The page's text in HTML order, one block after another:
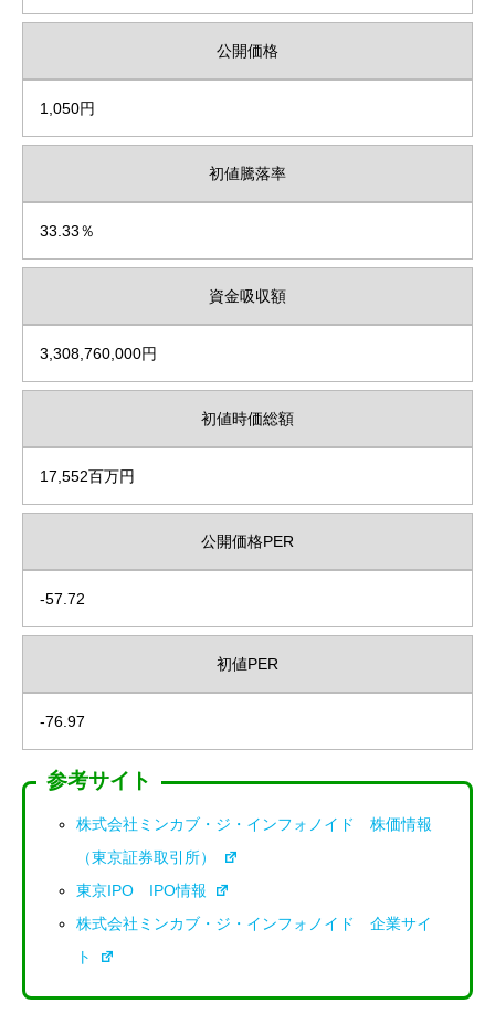
公開価格
1,050円
初値騰落率
33.33％
資金吸収額
3,308,760,000円
初値時価総額
17,552百万円
公開価格PER
-57.72
初値PER
-76.97
参考サイト
株式会社ミンカブ・ジ・インフォノイド 株価情報
（東京証券取引所）
東京IPO IPO情報
株式会社ミンカブ・ジ・インフォノイド 企業サイ
ト